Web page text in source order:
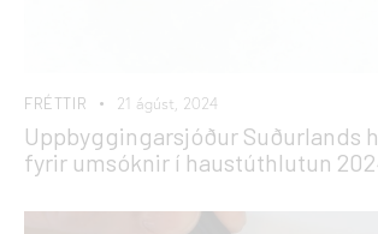
FRÉTTIR 21 ágúst, 2024
Uppbyggingarsjóður Suðurlands
fyrir umsóknir í haustúthlutun